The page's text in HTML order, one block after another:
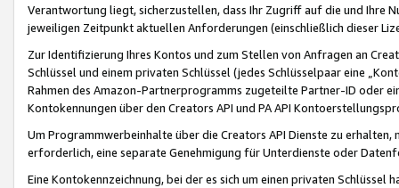
Verantwortung liegt, sicherzustellen, dass Ihr Zugriff auf die und Ihre
jeweiligen Zeitpunkt aktuellen Anforderungen (einschließlich dieser
Zur Identifizierung Ihres Kontos und zum Stellen von Anfragen an
Schlüssel und einem privaten Schlüssel (jedes Schlüsselpaar eine
Rahmen des Amazon-Partnerprogramms zugeteilte Partner-ID oder
Kontokennungen über den Creators API und PA API
Um Programmwerbeinhalte über die Creators API Dienste zu
erforderlich, eine separate Genehmigung für Unterdienste oder
Eine Kontokennzeichnung, bei der es sich um einen privaten